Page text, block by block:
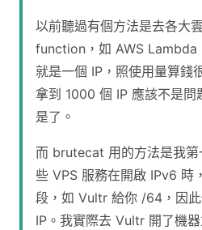
以前聽過有個方法是去各大
function，如 AWS Lambda
就是一個 IP，照使用量算錢
拿到 1000 個 IP 應該不是問
是了。
而 brutecat 用的方法是我
些 VPS 服務在開啟 IPv6 時
段，如 Vultr 給你 /64，因
IP。我實際去 Vultr 開了機